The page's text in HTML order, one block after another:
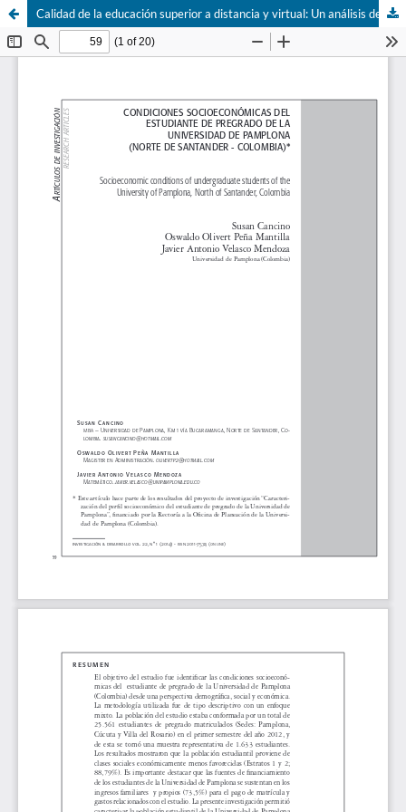
Calidad de la educación superior a distancia y virtual: Un análisis de desempeño académico en Colombia